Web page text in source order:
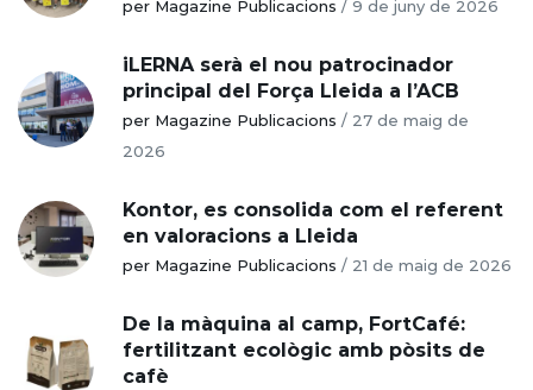
per Magazine Publicacions / 9 de juny de 2026
iLERNA serà el nou patrocinador
principal del Força Lleida a l’ACB
per Magazine Publicacions / 27 de maig de
2026
Kontor, es consolida com el referent
en valoracions a Lleida
per Magazine Publicacions / 21 de maig de 2026
De la màquina al camp, FortCafé:
fertilitzant ecològic amb pòsits de
cafè